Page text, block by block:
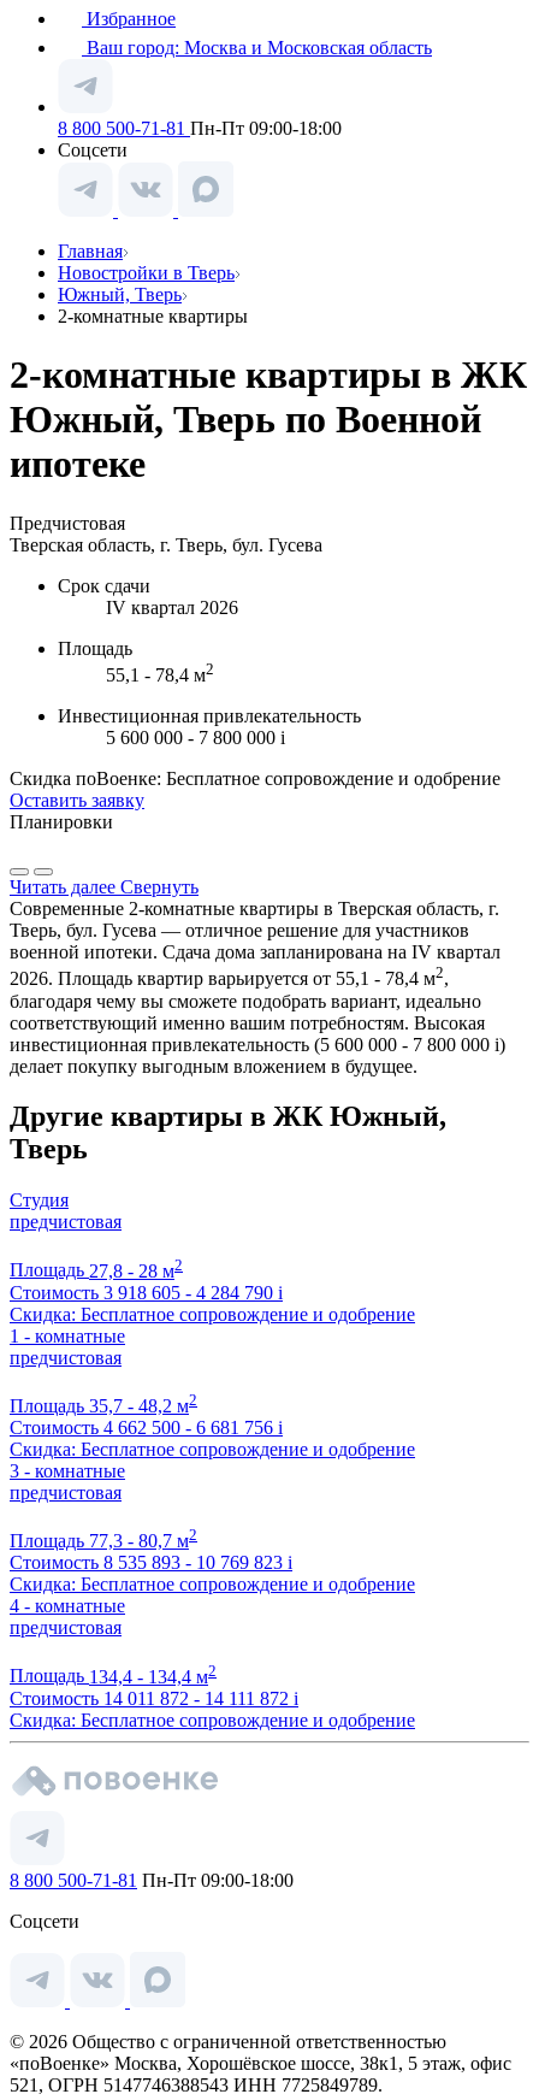
Избранное
Ваш город: Москва и Московская область
8 800 500-71-81 Пн-Пт 09:00-18:00
Соцсети
Главная
Новостройки в Тверь
Южный, Тверь
2-комнатные квартиры
2-комнатные квартиры в ЖК
Южный, Тверь по Военной
ипотеке
Предчистовая
Тверская область, г. Тверь, бул. Гусева
Срок сдачи
IV квартал 2026
Площадь
55,1 - 78,4 м2
Инвестиционная привлекательность
5 600 000 - 7 800 000 i
Скидка поВоенке: Бесплатное сопровождение и одобрение
Оставить заявку
Планировки
Читать далее Свернуть
Современные 2-комнатные квартиры в Тверская область, г.
Тверь, бул. Гусева — отличное решение для участников
военной ипотеки. Сдача дома запланирована на IV квартал
2026. Площадь квартир варьируется от 55,1 - 78,4 м2,
благодаря чему вы сможете подобрать вариант, идеально
соответствующий именно вашим потребностям. Высокая
инвестиционная привлекательность (5 600 000 - 7 800 000 i)
делает покупку выгодным вложением в будущее.
Другие квартиры в ЖК Южный,
Тверь
Студия
предчистовая
Площадь 27,8 - 28 м2
Стоимость 3 918 605 - 4 284 790 i
Скидка: Бесплатное сопровождение и одобрение
1 - комнатные
предчистовая
Площадь 35,7 - 48,2 м2
Стоимость 4 662 500 - 6 681 756 i
Скидка: Бесплатное сопровождение и одобрение
3 - комнатные
предчистовая
Площадь 77,3 - 80,7 м2
Стоимость 8 535 893 - 10 769 823 i
Скидка: Бесплатное сопровождение и одобрение
4 - комнатные
предчистовая
Площадь 134,4 - 134,4 м2
Стоимость 14 011 872 - 14 111 872 i
Скидка: Бесплатное сопровождение и одобрение
8 800 500-71-81 Пн-Пт 09:00-18:00
Соцсети
© 2026 Общество с ограниченной ответственностью
«поВоенке» Москва, Хорошёвское шоссе, 38к1, 5 этаж, офис
521, ОГРН 5147746388543 ИНН 7725849789.